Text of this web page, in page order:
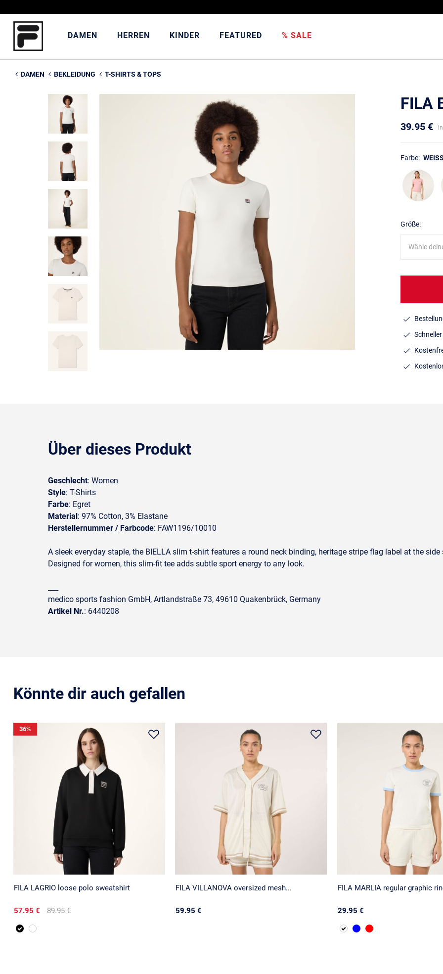
DAMEN HERREN KINDER FEATURED % SALE
DAMEN BEKLEIDUNG T-SHIRTS & TOPS
FILA
39.95 €
Farbe: WEISS
Größe:
Wähle
Über dieses Produkt
Geschlecht: Women
Style: T-Shirts
Farbe: Egret
Material: 97% Cotton, 3% Elastane
Herstellernummer / Farbcode: FAW1196/10010
A sleek everyday staple, the BIELLA slim t-shirt features a round neck binding, heritage stripe flag label at the
Designed for women, this slim-fit tee adds subtle sport energy to any look.
medico sports fashion GmbH, Artlandstraße 73, 49610 Quakenbrück, Germany
Artikel Nr.: 6440208
Könnte dir auch gefallen
FILA LAGRIO loose polo sweatshirt
57.95 € 89.95 €
36%
FILA VILLANOVA oversized mesh...
59.95 €
FILA MARLIA regular graphic
29.95 €